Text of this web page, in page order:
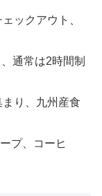
ックアウト、
通常は2時間制
り、九州産食
プ、コーヒ